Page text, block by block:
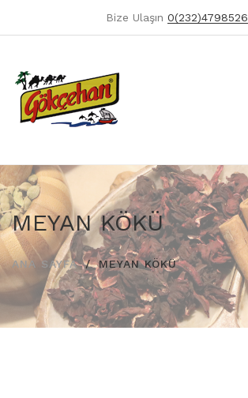
Bize Ulaşın 0(232)4798526
MEYAN KÖKÜ
ANA SAYFA MEYAN KÖKÜ